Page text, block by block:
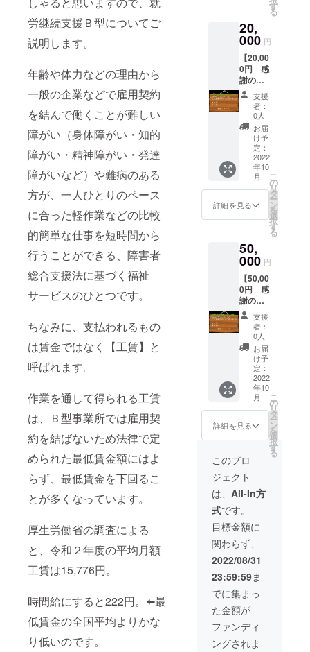
労継続支援Ｂ型についてご
説明します。
年齢や体力などの理由から
一般の企業などで雇用契約
を結んで働くことが難しい
障がい（身体障がい・知的
障がい・精神障がい・発達
障がいなど）や難病のある
方が、一人ひとりのペース
に合った軽作業などの比較
的簡単な仕事を短時間から
行うことができる、障害者
総合支援法に基づく福祉
サービスのひとつです。
ちなみに、支払われるもの
は賃金ではなく【工賃】と
呼ばれます。
作業を通して得られる工賃
は、Ｂ型事業所では雇用契
約を結ばないため法律で定
められた最低賃金額にはよ
らず、最低賃金を下回るこ
とが多くなっています。
厚生労働省の調査による
と、令和２年度の平均月額
工賃は15,776円。
時間給にすると222円。⬅️最
低賃金の全国平均よりかな
り低いのです。
・綿花
の種(ご
希望の
方のみ)
ト 今年
収穫す
る綿花
で作
り、お
届けし
ます。
・ふら
そらク
ロスSサ
イズ
25×25c
m ・ふ
らそら
クロス
Mサイ
ズ
30×40c
Ｌサイ
ズ
25×80c
m ・綿
花の種
（ご希
望の方
のみ）
す
る
20,
000 円
【20,00
0円 感
謝の気
持ちで
看板に
お名前
掲載・
文字サ
イズ
大】 ・
お礼の
お手紙
・看板
にご支
援感謝
の気持
大きな
文字に
てお名
前(また
はペン
ネーム
など)掲
載 看
板は事
業所前
に2022
年12月
から２
年間設
置予定
です ※
備考欄
前・ペ
ンネー
ムなど
を必ず
ご入力
くださ
い(15文
字まで)
・綿花
の種(ご
希望の
方のみ)
支援
者：
0人
お届
け予
定：
2022
年10
月
詳細を見る
こ
の
リ
タ
ー
ン
を
選
択
す
る
50,
000 円
【50,00
0円 感
謝の気
持ちで
看板に
お名前
掲載・
文字サ
イズ特
大】 ・
お礼の
お手紙
・看板
にご支
援感謝
の気持
ちで、
特大サ
イズの
文字に
てお名
前(また
はペン
ネーム
など)掲
載 看
板は事
業所前
に2022
年12月
から２
年間設
置予定
です ※
支援
者：
0人
お届
け予
定：
2022
年10
月
詳細を見る
こ
の
リ
タ
ー
ン
を
選
択
す
る
このプロ
ジェクト
は、 All-In方
式です。
目標金額に
関わらず、
2022/08/31
23:59:59ま
でに集まっ
た金額が
ファンディ
ングされま